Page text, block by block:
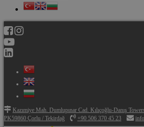
Kazımiye Mah. Dumlupınar Cad. Kılıçoğlu-Danış
PK59860 Çorlu / Tekirdağ
+90 506 370 45 23